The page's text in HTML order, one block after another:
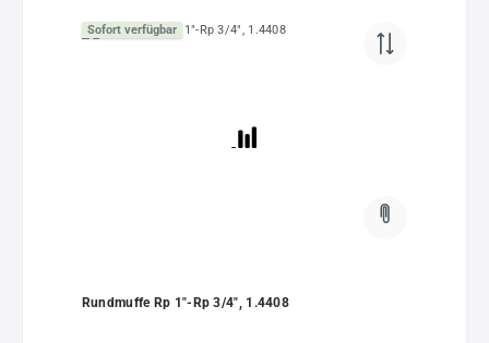
Sofort verfügbar
Rundmuffe Rp 1"-Rp 3/4", 1.4408